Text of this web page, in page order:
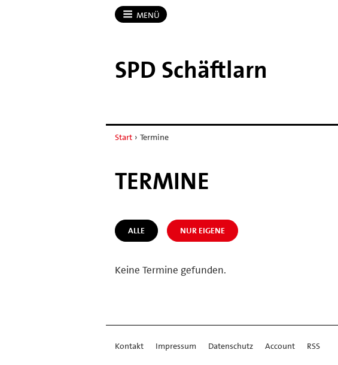
MENÜ
SPD Schäftlarn
Start › Termine
TERMINE
ALLE NUR EIGENE
Keine Termine gefunden.
Kontakt Impressum Datenschutz Account RSS